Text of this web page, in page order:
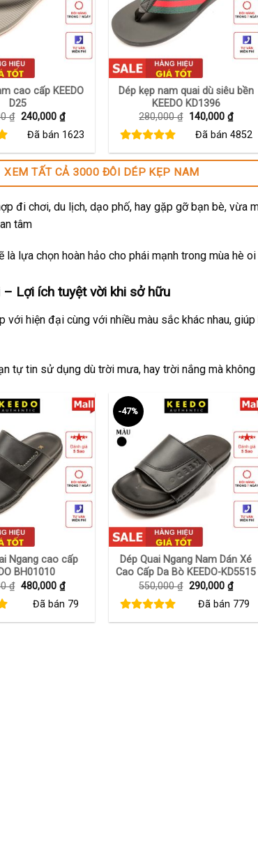
cao cấp KEEDO
D25
₫ Giá
là:
240,000 ₫Giá
hiện
tại
240,000 ₫.
Đã bán 1623
+
Dép kẹp nam quai dù siêu bền
KEEDO KD1396
280,000₫ Giá
là:
140,000 ₫Giá
hiện
tại
Đã bán 4852
XEM TẤT CẢ 3000 ĐÔI DÉP KẸP NAM
đi chơi, du lịch, dạo phố, hay gặp gỡ bạn bè, vừa
tâm
lựa chọn hoàn hảo cho phái mạnh trong mùa hè
Lợi ích tuyệt vời khi sở hữu
hiện đại cùng với nhiều màu sắc khác nhau,
tự tin sử dụng dù trời mưa, hay trời nắng mà
Ngang cao cấp
BH01010
₫ Giá
480,000 ₫Giá
hiện
tại
480,000 ₫.
Đã bán 79
-47%
+
Dép Quai Ngang Nam Dán Xé
Cao Cấp Da Bò KEEDO-KD5515
550,000₫ Giá
290,000 ₫Giá
hiện
tại
Đã bán 779